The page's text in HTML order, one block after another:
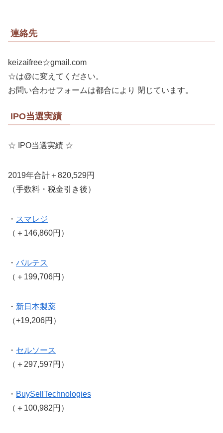
連絡先
keizaifree☆gmail.com
☆は@に変えてください。
お問い合わせフォームは都合により 閉じています。
IPO当選実績
☆ IPO当選実績 ☆
2019年合計＋820,529円
（手数料・税金引き後）
・ スマレジ
（＋146,860円）
・ バルテス
（＋199,706円）
・ 新日本製薬
（+19,206円）
・ セルソース
（＋297,597円）
・ BuySellTechnologies
（＋100,982円）